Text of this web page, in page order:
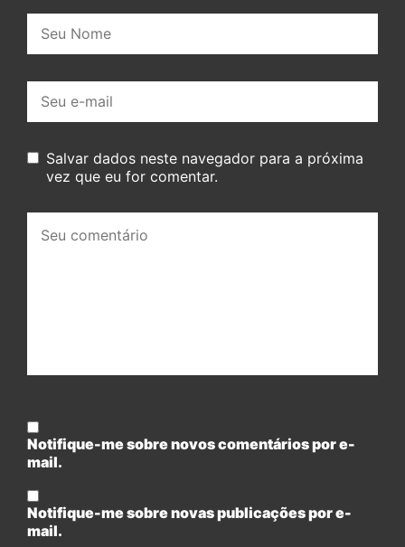
mail:
Salvar dados neste navegador para a próxima
vez que eu for comentar.
comentário:
Notifique-me sobre novos comentários por e-
mail.
Notifique-me sobre novas publicações por e-
mail.